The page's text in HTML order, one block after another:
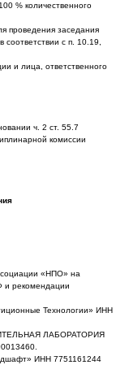
% количественного
проведения заседания
с п. 10.19,
и лица, ответственного
ч. 2 ст. 55.7
комиссии
«НПО» на
и рекомендации
Технологии» ИНН
ЛАБОРАТОРИЯ
ИНН 7751161244